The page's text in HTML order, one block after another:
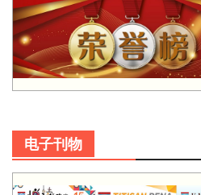
电子刊物